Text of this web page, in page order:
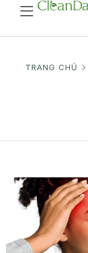
TRANG CHỦ